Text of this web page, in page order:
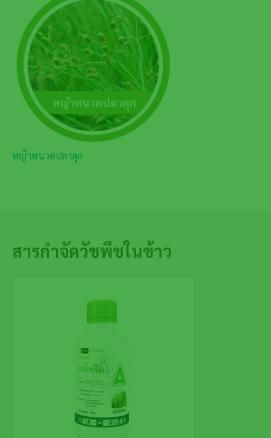
หญ้าหนวดปลาดุก
สารกำจัดวัชพืชในข้าว